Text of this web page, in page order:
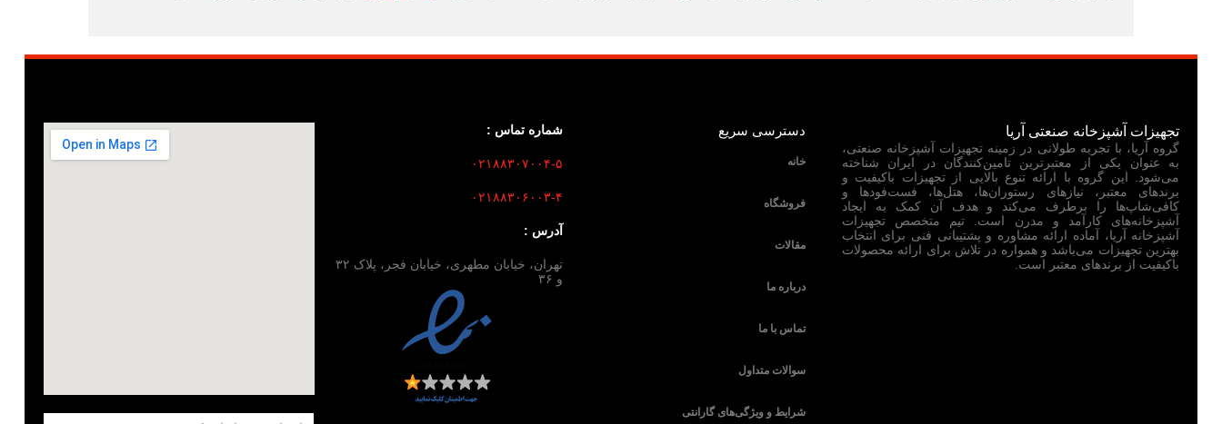
تجهیزات آشپزخانه صنعتی آریا
گروه آریا، با تجربه طولانی در زمینه تجهیزات آشپزخانه صنعتی،
به عنوان یکی از معتبرترین تامین‌کنندگان در ایران شناخته
می‌شود. این گروه با ارائه تنوع بالایی از تجهیزات باکیفیت و
برندهای معتبر، نیازهای رستوران‌ها، هتل‌ها، فست‌فودها و
کافی‌شاپ‌ها را برطرف می‌کند و هدف آن کمک به ایجاد
آشپزخانه‌های کارآمد و مدرن است. تیم متخصص تجهیزات
آشپزخانه آریا، آماده ارائه مشاوره و پشتیبانی فنی برای انتخاب
بهترین تجهیزات می‌باشد و همواره در تلاش برای ارائه محصولات
باکیفیت از برندهای معتبر است.
دسترسی سریع
خانه
فروشگاه
مقالات
درباره ما
تماس با ما
سوالات متداول
شرایط و ویژگی‌های گارانتی
شماره تماس :
۰۲۱۸۸۳۰۷۰۰۴-۵
۰۲۱۸۸۳۰۶۰۰۳-۴
آدرس :
تهران، خیابان مطهری، خیابان فجر، پلاک ۳۲
و ۳۶